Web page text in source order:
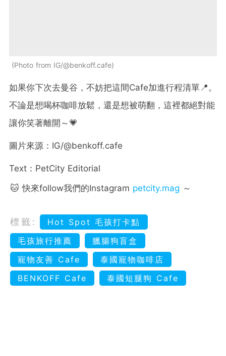
Photo from IG/@benkoff.cafe
如果你下次去曼谷，不妨把這間Cafe加進行程清單📍。
不論是想喝杯咖啡放鬆，還是想被萌翻，這裡都絕對能
讓你笑著離開～💗
圖片來源：IG/@benkoff.cafe
Text：PetCity Editorial
🐱 快來follow我們的Instagram petcity.mag ～
標籤:
Hot Spot 毛孩打卡點
毛孩旅行推薦
臘腸狗盲盒
寵物友善 Cafe
泰國寵物咖啡店
BENKOFF Cafe
泰國短腿狗 Cafe